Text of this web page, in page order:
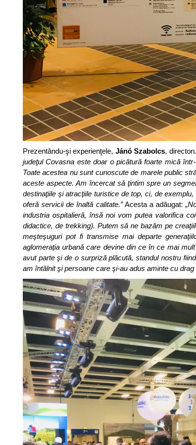
Prezentându-şi experienţele, Jánó Szabolcs,
judeţul Covasna este doar o picătură foarte mică
Toate acestea nu sunt cunoscute de marele public
aceste aspecte. Am încercat să ţintim spre un
destinaţiile şi atracţiile turistice de top, ci, de
oferă servicii de înaltă calitate.”Acesta a adăugat:
industria ospitalieră, însă noi vom putea valorifica
didactice, de trekking). Putem să ne bazăm pe
meşteşuguri pot fi transmise mai departe
aglomeraţia urbană care devine din ce în ce mai
avut parte şi de o surpriză plăcută, standul nostru
am întâlnit şi persoane care şi-au adus aminte cu